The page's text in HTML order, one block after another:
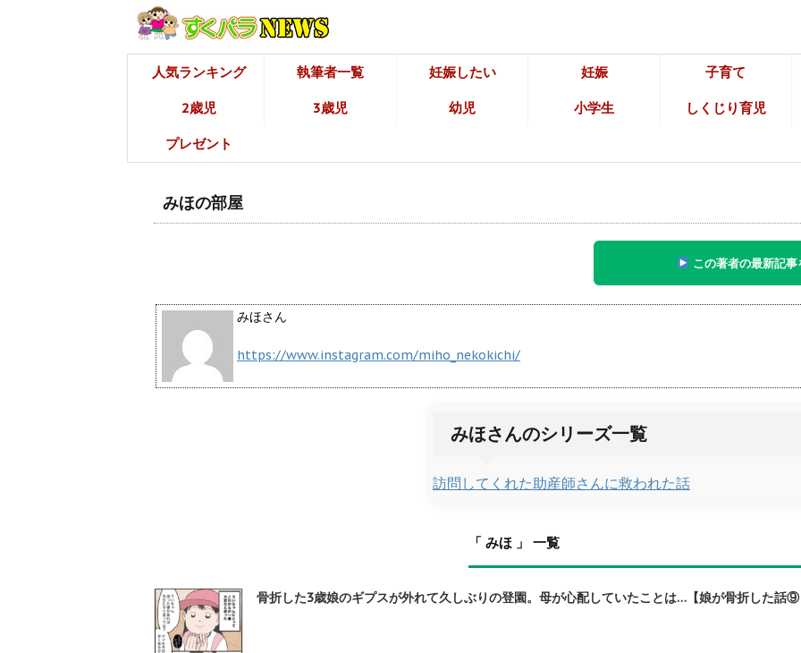
人気ランキング 執筆者一覧 妊娠したい 妊娠 子育て
2歳児 3歳児 幼児 小学生 しくじり育児
プレゼント
みほの部屋
この著者の最新記事
みほさん
https://www.instagram.com/miho_nekokichi/
みほさんのシリーズ一覧
訪問してくれた助産師さんに救われた話
「 みほ 」 一覧
骨折した3歳娘のギプスが外れて久しぶりの登園。母が心配していたことは…【娘が骨折した話